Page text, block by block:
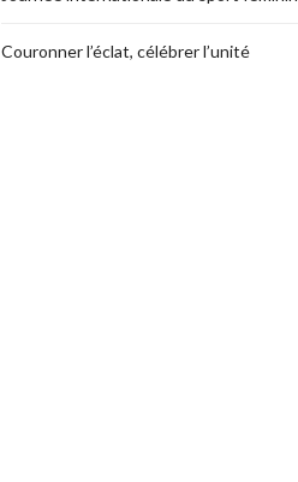
Couronner l’éclat, célébrer l’unité